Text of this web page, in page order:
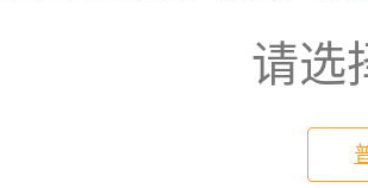
请选